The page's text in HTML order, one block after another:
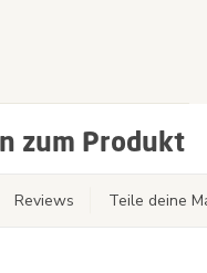
zum Produkt
Reviews Teile deine